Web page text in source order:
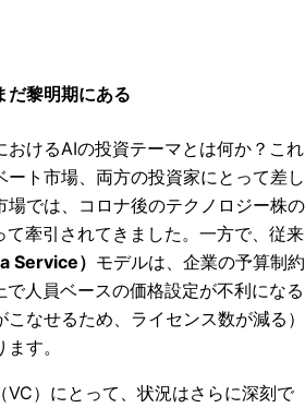
だ黎明期にある
おけるAIの投資テーマとは何か？これ
ート市場、両方の投資家にとって差し
場では、コロナ後のテクノロジー株の
て牽引されてきました。一方で、従来
Service） モデルは、企業の予算制約
人員ベースの価格設定が不利になる
こなせるため、ライセンス数が減る）
す。
VC）にとって、状況はさらに深刻で